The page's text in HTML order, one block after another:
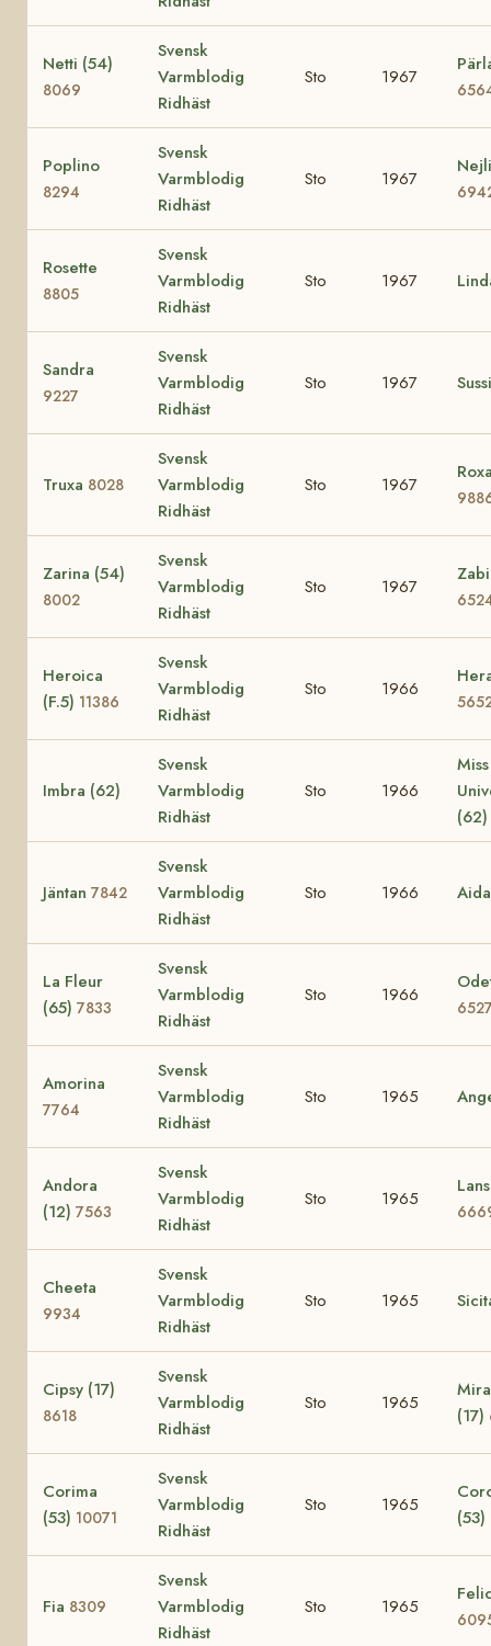
Netti (54)
8069
Svensk
Varmblodig
Ridhäst
Sto 1967
Poplino
8294
Svensk
Varmblodig
Ridhäst
Sto 1967
Rosette
8805
Svensk
Varmblodig
Ridhäst
Sto 1967
Sandra
9227
Svensk
Varmblodig
Ridhäst
Sto 1967
Truxa 8028
Svensk
Varmblodig
Ridhäst
Sto 1967
Zarina (54)
8002
Svensk
Varmblodig
Ridhäst
Sto 1967
Heroica
(F.5) 11386
Svensk
Varmblodig
Ridhäst
Sto 1966
Imbra (62)
Svensk
Varmblodig
Ridhäst
Sto 1966
Miss
(62)
Jäntan 7842
Svensk
Varmblodig
Ridhäst
Sto 1966
La Fleur
(65) 7833
Svensk
Varmblodig
Ridhäst
Sto 1966
Amorina
7764
Svensk
Varmblodig
Ridhäst
Sto 1965
Andora
(12) 7563
Svensk
Varmblodig
Ridhäst
Sto 1965
Cheeta
9934
Svensk
Varmblodig
Ridhäst
Sto 1965
Cipsy (17)
8618
Svensk
Varmblodig
Ridhäst
Sto 1965
(17)
Corima
(53) 10071
Svensk
Varmblodig
Ridhäst
Sto 1965
(53)
Fia 8309
Svensk
Varmblodig
Ridhäst
Sto 1965